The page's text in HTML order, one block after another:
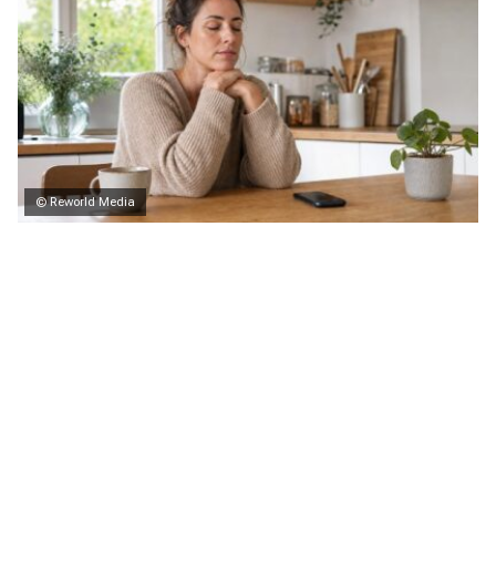
© Reworld Media